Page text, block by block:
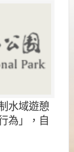
水域遊憩
為」，自